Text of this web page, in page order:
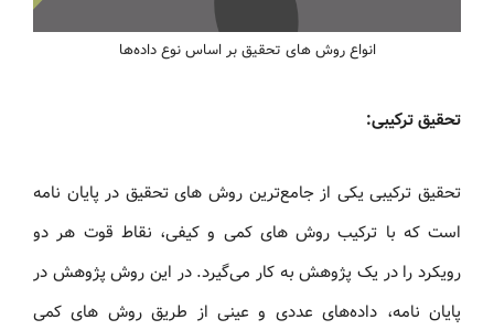
انواع روش های تحقیق بر اساس نوع داده‌ها
تحقیق ترکیبی:
تحقیق ترکیبی یکی از جامع‌ترین روش های تحقیق در پایان‌ نامه
است که با ترکیب روش های کمی و کیفی، نقاط قوت هر دو
رویکرد را در یک پژوهش به کار می‌گیرد. در این روش پژوهش در
پایان‌ نامه، داده‌های عددی و عینی از طریق روش های کمی